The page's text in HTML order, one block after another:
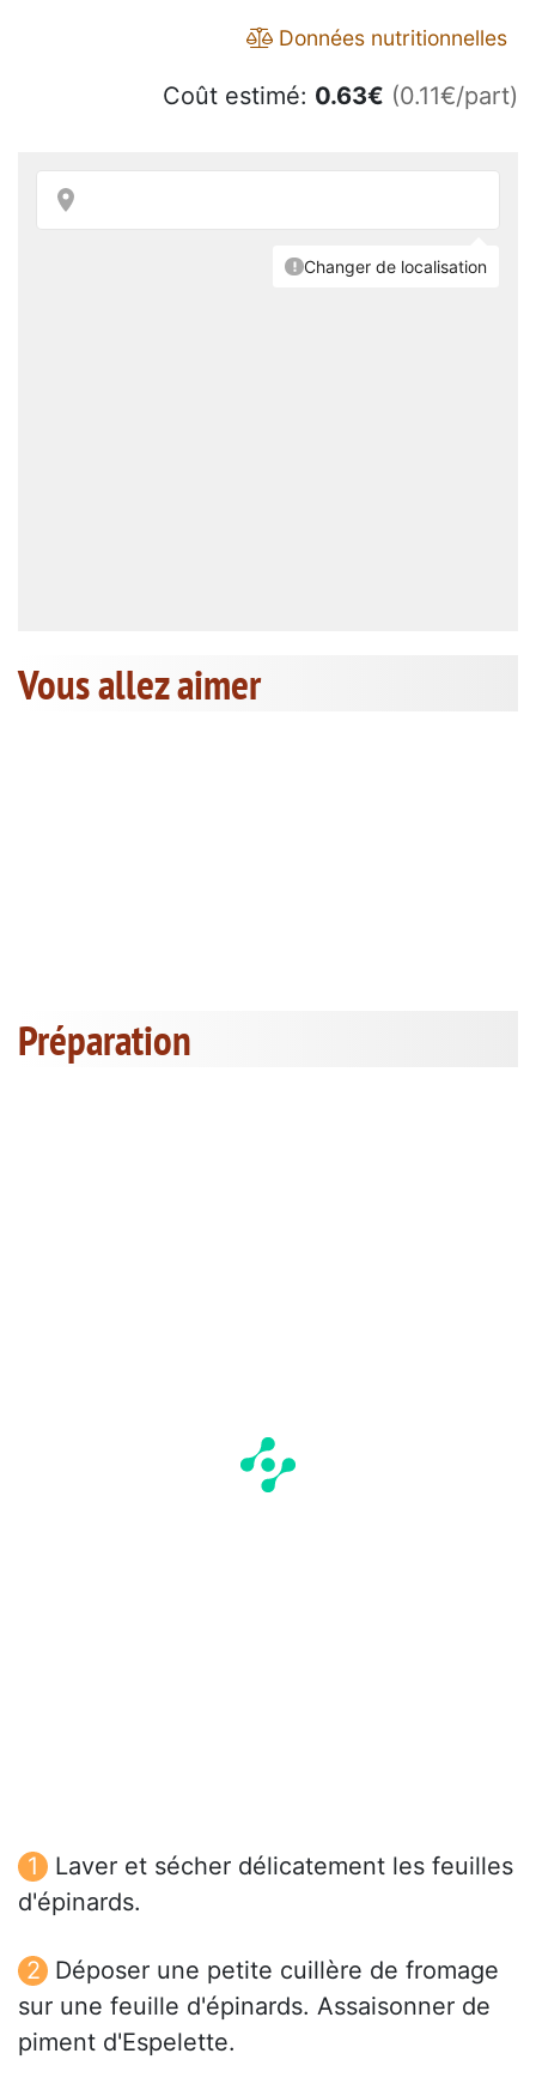
Données nutritionnelles
Coût estimé: 0.63€ (0.11€/part)
Vous allez aimer
Préparation
Laver et sécher délicatement les feuilles
d'épinards.
Déposer une petite cuillère de fromage
sur une feuille d'épinards. Assaisonner de
piment d'Espelette.